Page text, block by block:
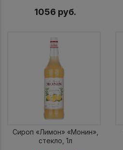
1056 руб.
Сироп «Лимон» «Монин»,
стекло, 1л